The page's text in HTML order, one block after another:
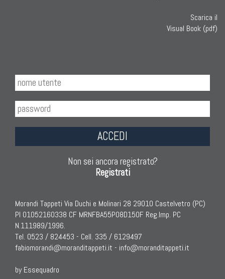
Scarica il
Visual Book (pdf)
ACCEDI
Non sei ancora registrato?
Registrati
Morandi Tappeti Via Duchi e Molinari 28 29010 Castelvetro (PC)
PI 01052160338 CF MRNFBA55P08D150F Reg.Imp. PC
N.111989/1996.
Tel. 0523 / 824453 - Cell. 335 / 6129497
fabiomorandi@moranditappeti.it - info@moranditappeti.it
by Essequadro